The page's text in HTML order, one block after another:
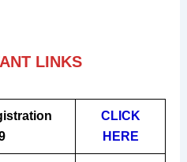
LINKS
CLICK
HERE